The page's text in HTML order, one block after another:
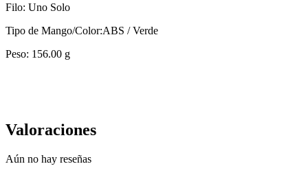
Filo: Uno Solo
Tipo de Mango/Color:ABS / Verde
Peso: 156.00 g
Valoraciones
Aún no hay reseñas